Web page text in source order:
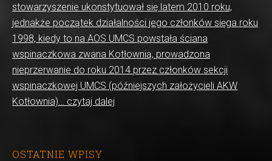
stowarzyszenie ukonstytuował się latem 2010 roku,
jednakże początek działalności jego członków sięga roku
1998, kiedy to na AOS UMCS powstała ściana
wspinaczkowa zwana Kotłownią, prowadzona
nieprzerwanie do roku 2014 przez członków sekcji
wspinaczkowej UMCS (późniejszych założycieli AKW
Kotłownia)… czytaj dalej
OSTATNIE WPISY